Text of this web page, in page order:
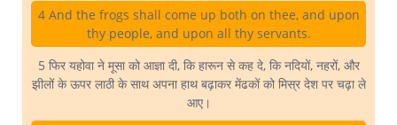
4 And the frogs shall come up both on thee, and upon
thy people, and upon all thy servants.
5 फिर यहोवा ने मूसा को आज्ञा दी, कि हारून से कह दे, कि नदियों, नहरों, और
झीलों के ऊपर लाठी के साथ अपना हाथ बढ़ाकर मेंढकों को मिस्र देश पर चढ़ा ले
आए।